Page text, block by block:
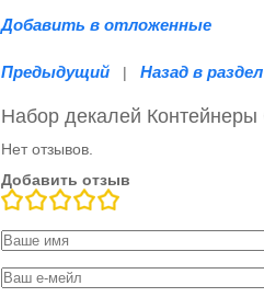
Добавить в отложенные
Предыдущий | Назад в раздел
Набор декалей
Нет отзывов.
Добавить отзыв